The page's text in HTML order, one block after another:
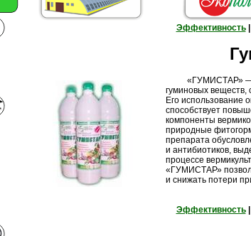
Эффективность|
«ГУМИСТАР» — это
гуминовых веществ,
Его использование
способствует
компоненты
природные
препарата
и антибиотиков,
процессе
«ГУМИСТАР»
и снижать потери
Эффективность|